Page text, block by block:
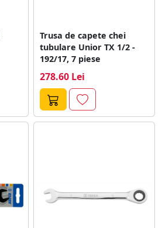
Trusa de capete chei
tubulare Unior TX 1/2 -
192/17, 7 piese
278.60 Lei